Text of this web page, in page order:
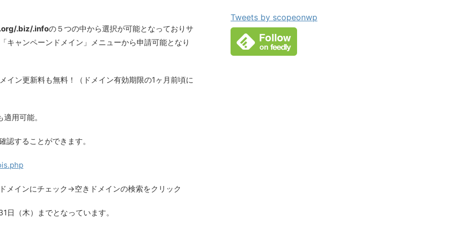
.biz/.infoの５つの中から選択が可能となっておりサ
キャンペーンドメイン」メニューから申請可能となり
イン更新料も無料！（ドメイン有効期限の1ヶ月前頃に
用可能。
認することができます。
メインにチェック→空きドメインの検索をクリック
（木）までとなっています。
Tweets by scopeonwp